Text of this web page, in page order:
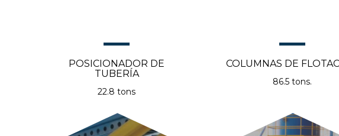
POSICIONADOR DE
TUBERÍA
22.8 tons
COLUMNAS DE
86.5 tons.